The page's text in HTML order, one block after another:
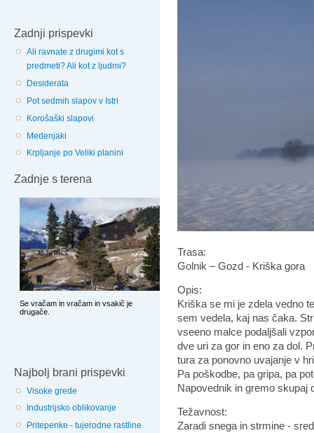
Zadnji prispevki
Ali ravnate z drugimi kot s
predmeti? Ali kot z ljudmi?
Desiderata
Pot sedmih slapov v Istri
Korošaški slapovi
Medenjaki
Krpljanje po Veliki planini
Zadnje s terena
Najbolj brani prispevki
Visoke grede
Industrijsko oblikovanje
Pritepenke - tujerodne rastline
Trasa:
Golnik – Gozd - Kriška gora
Opis:
Kriška se mi je zdela vedno
sem vedela, kaj nas čaka.
vseeno malce podaljšali
dve uri za gor in eno za dol.
tura za ponovno uvajanje v
Pa poškodbe, pa gripa, pa
Napovednik in gremo skupaj
Težavnost:
Zaradi snega in strmine -